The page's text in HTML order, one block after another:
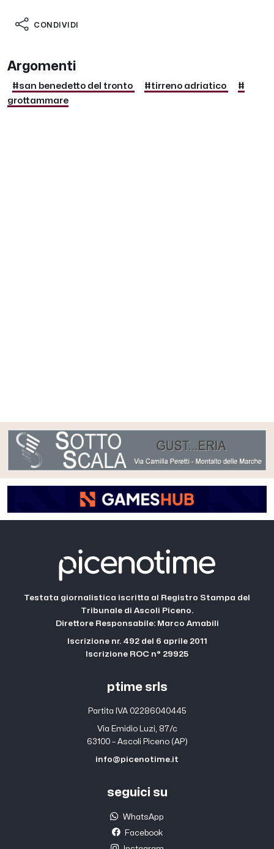
CONDIVIDI
Argomenti
#san benedetto del tronto #tirreno adriatico
#
grottammare
Testata giornalistica iscritta al Registro Stampa del
Tribunale di Ascoli Piceno.
Direttore Responsabile: Marco Amabili
Iscrizione nr. 492 del 6 aprile 2011
Iscrizione ROC n° 29925
ptime srls
Partita IVA 02286040445
Via Emidio Luzi, 87/c
63100 – Ascoli Piceno (AP)
info@picenotime.it
seguici su
WhatsApp
Facebook